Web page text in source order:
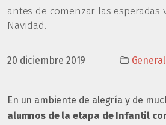
antes de comenzar las esperadas
Navidad.
20 diciembre 2019 General
En un ambiente de alegría y de
alumnos de la etapa de Infantil